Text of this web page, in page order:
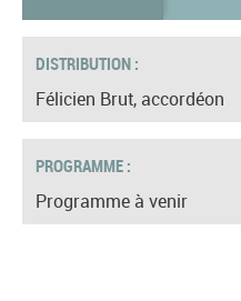
DISTRIBUTION :
Félicien Brut, accordéon
PROGRAMME :
Programme à venir